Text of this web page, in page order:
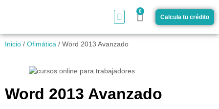
0
Calcula tu crédito
Inicio / Ofimática / Word 2013 Avanzado
Word 2013 Avanzado